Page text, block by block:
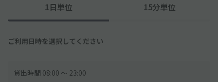
1日単位 15分単位
ご利用日時を選択してください
貸出時間 08:00 〜 23:00